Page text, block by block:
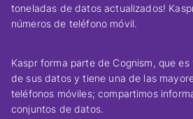
toneladas de datos actualizados!
números de teléfono móvil.
Kaspr forma parte de Cognism, que es
de sus datos y tiene una de las
teléfonos móviles; compartimos
conjuntos de datos.